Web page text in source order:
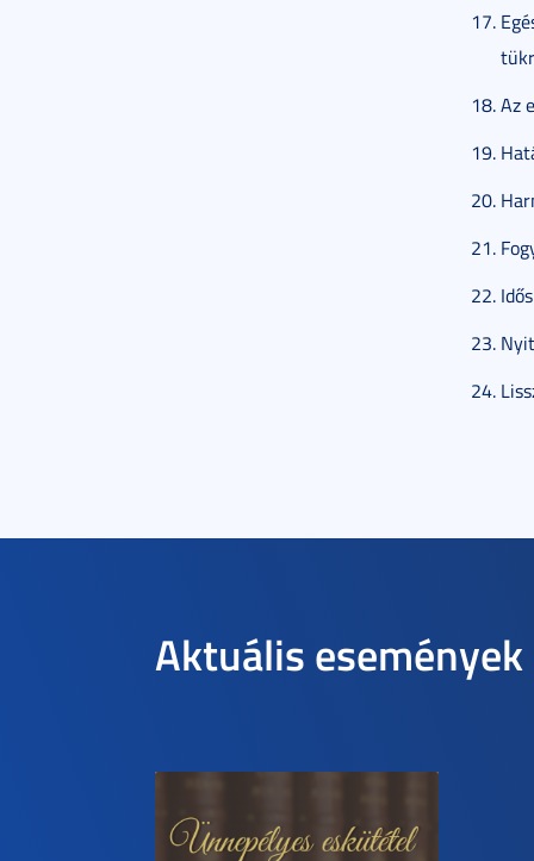
Az
Aktuális események